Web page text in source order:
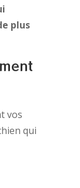
plus
vos
qui